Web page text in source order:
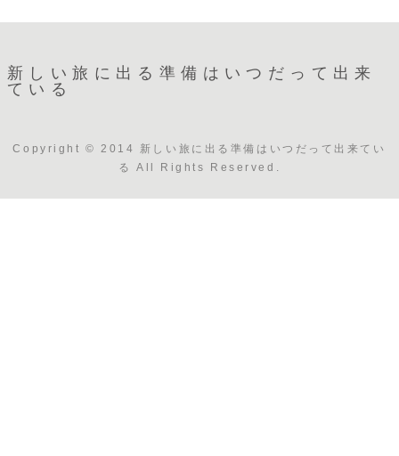
新しい旅に出る準備はいつだって出来
ている
Copyright © 2014 新しい旅に出る準備はいつだって出来てい
る All Rights Reserved.